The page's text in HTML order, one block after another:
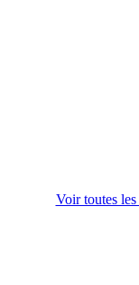
Voir toutes les